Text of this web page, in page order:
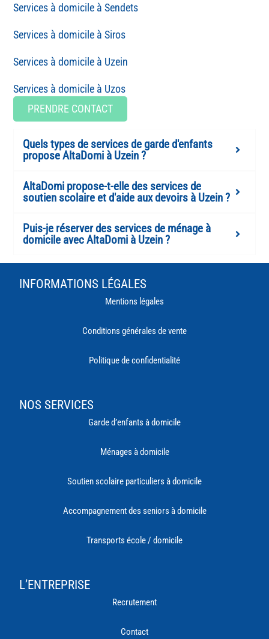
Sendets
Siros
Uzein
Uzos
PRENDRE CONTACT
Quels types de services de garde d'enfants
propose AltaDomi à Uzein ?
AltaDomi propose-t-elle des services de
soutien scolaire et d'aide aux devoirs à Uzein ?
Puis-je réserver des services de ménage à
domicile avec AltaDomi à Uzein ?
INFORMATIONS LÉGALES
Mentions légales
Conditions générales de vente
Politique de confidentialité
NOS SERVICES
Garde d’enfants à domicile
Ménages à domicile
Soutien scolaire particuliers à domicile
Accompagnement des seniors à domicile
Transports école / domicile
L’ENTREPRISE
Recrutement
Contact